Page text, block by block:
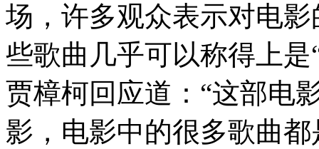
场，许多观众表示对电
些歌曲几乎可以称得上
贾樟柯回应道：“这部电
影，电影中的很多歌曲